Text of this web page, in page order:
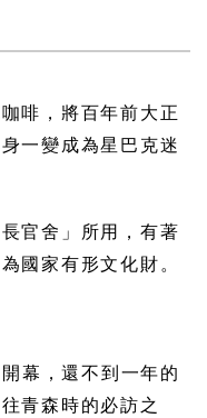
啡，將百年前大正
一變成為星巴克迷
官舍」所用，有著
國家有形文化財。
幕，還不到一年的
青森時的必訪之